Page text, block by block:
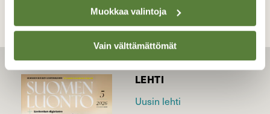
Muokkaa valintoja
Vain välttämättömät
LEHTI
Uusin lehti